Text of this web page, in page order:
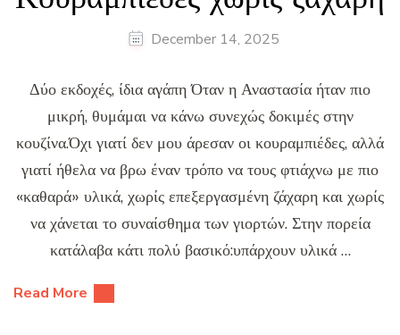
December 14, 2025
Δύο εκδοχές, ίδια αγάπη Όταν η Αναστασία ήταν πιο
μικρή, θυμάμαι να κάνω συνεχώς δοκιμές στην
κουζίνα.Όχι γιατί δεν μου άρεσαν οι κουραμπιέδες, αλλά
γιατί ήθελα να βρω έναν τρόπο να τους φτιάχνω με πιο
«καθαρά» υλικά, χωρίς επεξεργασμένη ζάχαρη και χωρίς
να χάνεται το συναίσθημα των γιορτών. Στην πορεία
κατάλαβα κάτι πολύ βασικό:υπάρχουν υλικά …
Read More